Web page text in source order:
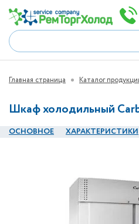
Главная страница Каталог
Шкаф холодильный
ОСНОВНОЕ ХАРАКТЕРИСТИКИ